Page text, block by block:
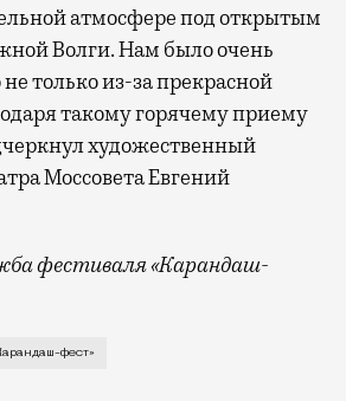
атмосфере под открытым
Волги. Нам было очень
только из-за прекрасной
такому горячему приему
художественный
Моссовета Евгений
фестиваля «Карандаш-
маленькая Старица в
фест»